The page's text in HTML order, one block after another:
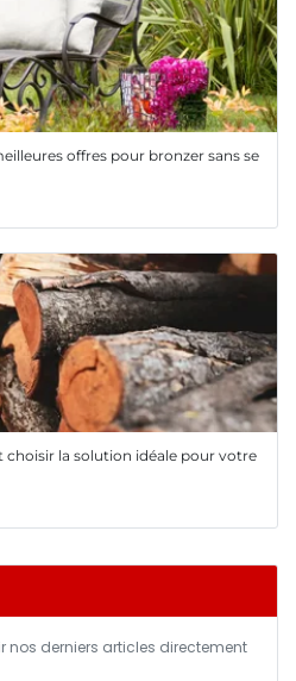
offres pour bronzer sans se
la solution idéale pour votre
nos derniers articles directement